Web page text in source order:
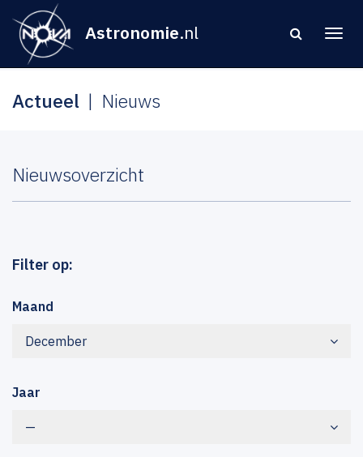
Astronomie.nl
Actueel Nieuws
Nieuwsoverzicht
Filter op:
Maand
December
Jaar
—